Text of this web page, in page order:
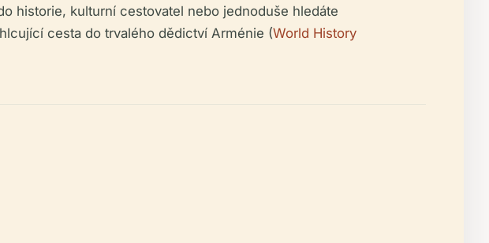
historie, kulturní cestovatel nebo jednoduše hledáte
cesta do trvalého dědictví Arménie (World History